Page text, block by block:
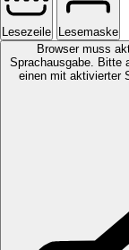
Lesezeile
Lesemaske
Browser muss
Sprachausgabe. Bitte
einen mit aktivierter